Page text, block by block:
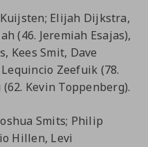
Elijah Dijkstra,
(46. Jeremiah Esajas),
Kees Smit, Dave
Zeefuik (78.
Kevin Toppenberg).
Smits; Philip
Hillen, Levi